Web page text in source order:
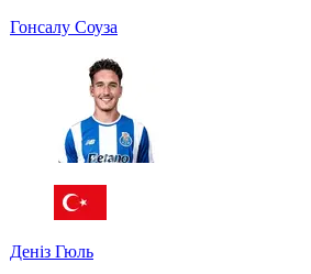
Гонсалу Соуза
Деніз Гюль